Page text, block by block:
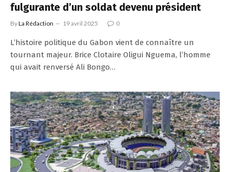
fulgurante d’un soldat devenu président
ByLa Rédaction 19 avril 2025 0
L’histoire politique du Gabon vient de connaître un
tournant majeur. Brice Clotaire Oligui Nguema, l’homme
qui avait renversé Ali Bongo…